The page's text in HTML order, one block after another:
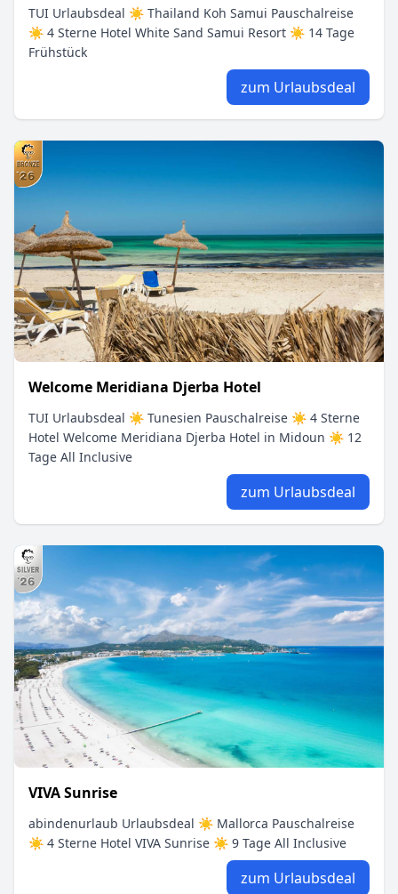
TUI Urlaubsdeal ☀ Thailand Koh Samui Pauschalreise
☀ 4 Sterne Hotel White Sand Samui Resort ☀ 14 Tage
Frühstück
zum Urlaubsdeal
Welcome Meridiana Djerba Hotel
TUI Urlaubsdeal ☀ Tunesien Pauschalreise ☀ 4 Sterne
Hotel Welcome Meridiana Djerba Hotel in Midoun ☀ 12
Tage All Inclusive
zum Urlaubsdeal
VIVA Sunrise
abindenurlaub Urlaubsdeal ☀ Mallorca Pauschalreise
☀ 4 Sterne Hotel VIVA Sunrise ☀ 9 Tage All Inclusive
zum Urlaubsdeal